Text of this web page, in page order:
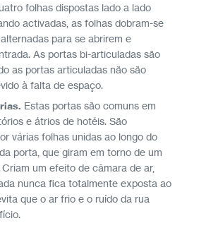
folhas dispostas lado a lado
activadas, as folhas dobram-se
para se abrirem e
As portas bi-articuladas são
as portas articuladas não são
à falta de espaço.
Estas portas são comuns em
e átrios de hotéis. São
várias folhas unidas ao longo do
porta, que giram em torno de um
um efeito de câmara de ar,
nunca fica totalmente exposta ao
que o ar frio e o ruído da rua